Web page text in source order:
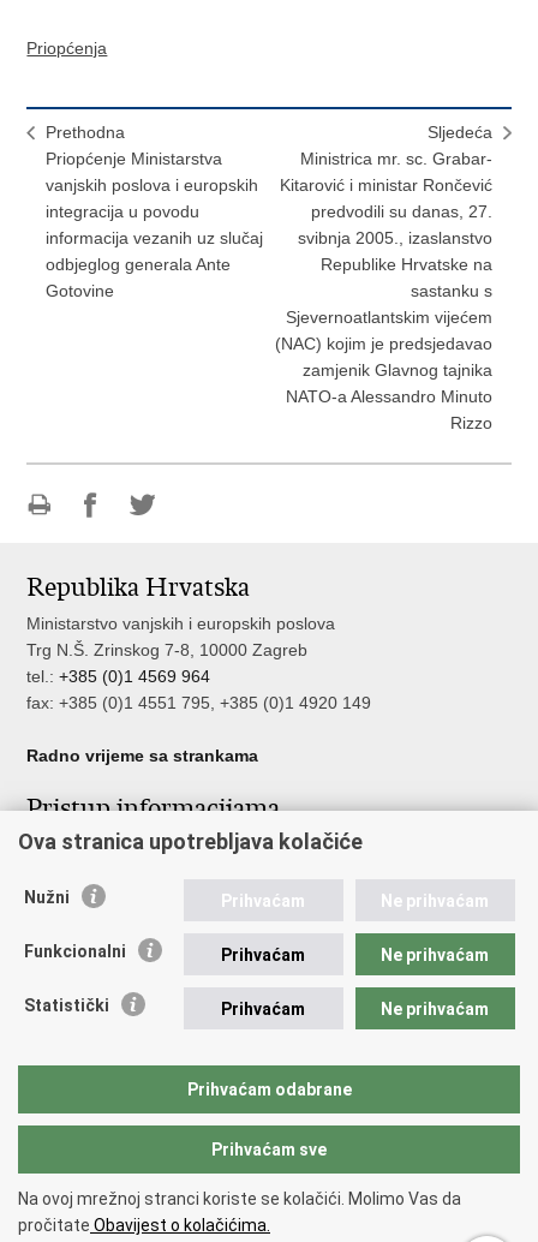
Priopćenja
Prethodna
Priopćenje Ministarstva
vanjskih poslova i europskih
integracija u povodu
informacija vezanih uz slučaj
odbjeglog generala Ante
Gotovine
Sljedeća
Ministrica mr. sc. Grabar-
Kitarović i ministar Rončević
predvodili su danas, 27.
svibnja 2005., izaslanstvo
Republike Hrvatske na
sastanku s
Sjevernoatlantskim vijećem
(NAC) kojim je predsjedavao
zamjenik Glavnog tajnika
NATO-a Alessandro Minuto
Rizzo
Facebooku
Twitteru
Republika Hrvatska
Ministarstvo vanjskih i europskih poslova
Trg N.Š. Zrinskog 7-8, 10000 Zagreb
tel.:+385 (0)1 4569 964
fax: +385 (0)1 4551 795, +385 (0)1 4920 149
Radno vrijeme sa strankama
Pristup informacijama
Pristup informacijama
Nepravilnosti
Javna nabava u MVEP-u
Nadzor rada i unutarnja revizija službe vanjskih poslova
Copyright © 2026 Ministarstvo vanjskih i europskih poslova.
korištenja.Izjava o pristupačnosti.
Ova stranica upotrebljava kolačiće
Nužni Prihvaćam Ne prihvaćam
Funkcionalni Prihvaćam Ne prihvaćam
Statistički Prihvaćam Ne prihvaćam
Prihvaćam odabrane
Prihvaćam sve
Na ovoj mrežnoj stranci koriste se kolačići. Molimo Vas da
pročitate Obavijest o kolačićima.